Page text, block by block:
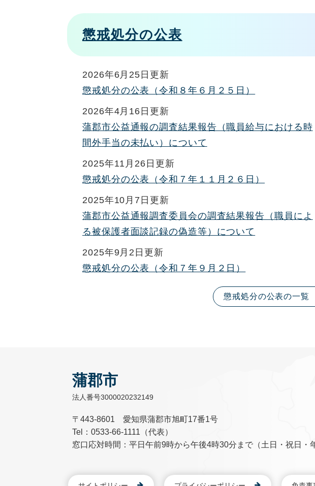
懲戒処分の公表
2026年6月25日更新
懲戒処分の公表（令和８年６月２５日）
2026年4月16日更新
蒲郡市公益通報の調査結果報告（職員給与における時
間外手当の未払い）について
2025年11月26日更新
懲戒処分の公表（令和７年１１月２６日）
2025年10月7日更新
蒲郡市公益通報調査委員会の調査結果報告（職員によ
る被保護者面談記録の偽造等）について
2025年9月2日更新
懲戒処分の公表（令和７年９月２日）
懲戒処分の公表の一覧
蒲郡市
法人番号3000020232149
〒443-8601 愛知県蒲郡市旭町17番1号
Tel：0533-66-1111（代表）
窓口応対時間：平日午前9時から午後4時30分まで（土日・祝日・